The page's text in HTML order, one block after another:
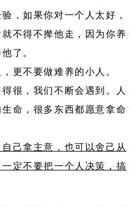
，如果你对一个人太好，
不得不撵他走，因为你养
了。
更不要做难养的小人。
很，我们不断会遇到。人
命，很多东西都愿意拿命
己拿主意，也可以舍己从
定不要把一个人决策，搞